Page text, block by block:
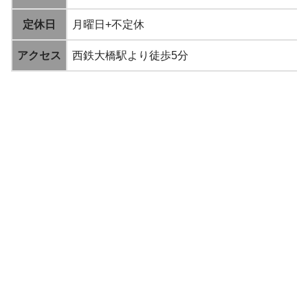
定休日 月曜日+不定休
アクセス 西鉄大橋駅より徒歩5分